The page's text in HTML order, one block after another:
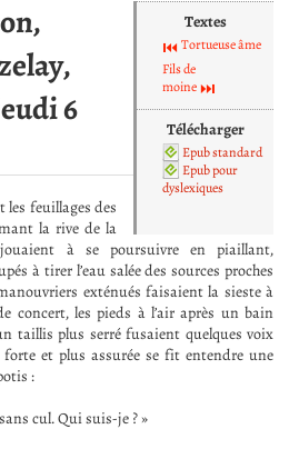
Textes
Tortueuse âme
Fils de
moine
Télécharger
Epub standard
Epub pour
dyslexiques
6
feuillages des
la rive de la
à se poursuivre en piaillant,
à tirer l’eau salée des sources proches
exténués faisaient la sieste à
concert, les pieds à l’air après un bain
taillis plus serré fusaient quelques voix
forte et plus assurée se fit entendre une
:
cul. Qui suis-je ? »